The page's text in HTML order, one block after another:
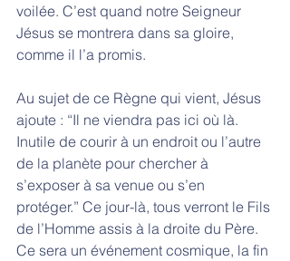
voilée. C’est quand notre Seigneur
Jésus se montrera dans sa gloire,
comme il l’a promis.
Au sujet de ce Règne qui vient, Jésus
ajoute : “Il ne viendra pas ici où là.
Inutile de courir à un endroit ou l’autre
de la planète pour chercher à
s’exposer à sa venue ou s’en
protéger.” Ce jour-là, tous verront le Fils
de l’Homme assis à la droite du Père.
Ce sera un événement cosmique, la fin